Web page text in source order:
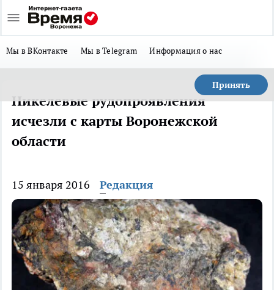
Мы в ВКонтакте Мы в Telegram Информация о нас
Принять
Никелевые рудопроявления
исчезли с карты Воронежской
области
15 января 2016 Редакция